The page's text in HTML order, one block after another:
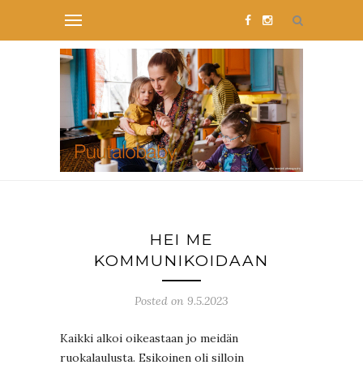
HEI ME
KOMMUNIKOIDAAN
Posted on 9.5.2023
Kaikki alkoi oikeastaan jo meidän
ruokalaulusta. Esikoinen oli silloin